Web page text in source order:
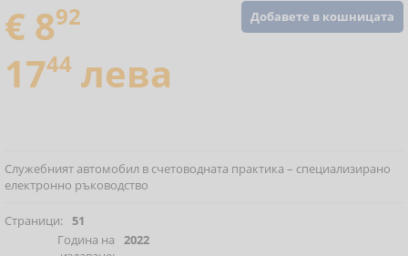
Добавете в кошницата
€ 892
1744 лева
Служебният автомобил в счетоводната практика – специализирано
електронно ръководство
Страници: 51
Година на
2022